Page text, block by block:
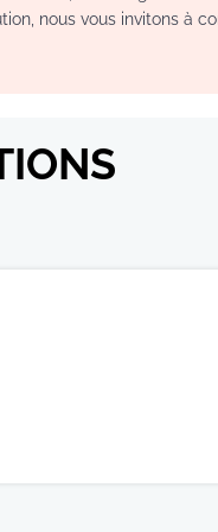
nous vous invitons à